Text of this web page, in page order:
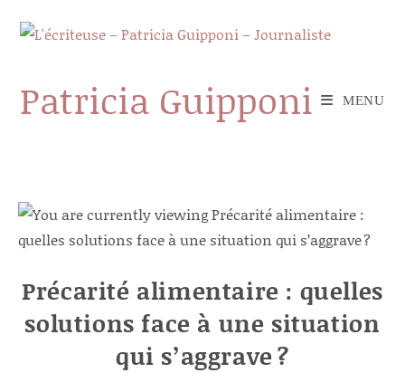
Patricia Guipponi MENU
Précarité alimentaire : quelles
solutions face à une situation
qui s’aggrave ?